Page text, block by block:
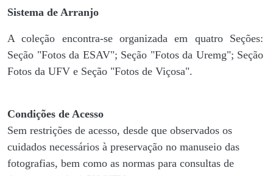
Sistema de Arranjo
A coleção encontra-se organizada em quatro Seções:
Seção "Fotos da ESAV"; Seção "Fotos da Uremg"; Seção
Fotos da UFV e Seção "Fotos de Viçosa".
Condições de Acesso
Sem restrições de acesso, desde que observados os
cuidados necessários à preservação no manuseio das
fotografias, bem como as normas para consultas de